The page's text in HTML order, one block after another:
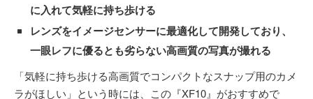
に入れて気軽に持ち歩ける
レンズをイメージセンサーに最適化して開発しており、
一眼レフに優るとも劣らない高画質の写真が撮れる
「気軽に持ち歩ける高画質でコンパクトなスナップ用のカメ
ラがほしい」という時には、この『XF10』がおすすめで